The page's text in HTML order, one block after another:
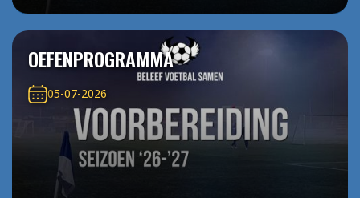
OEFENPROGRAMMA
05-07-2026